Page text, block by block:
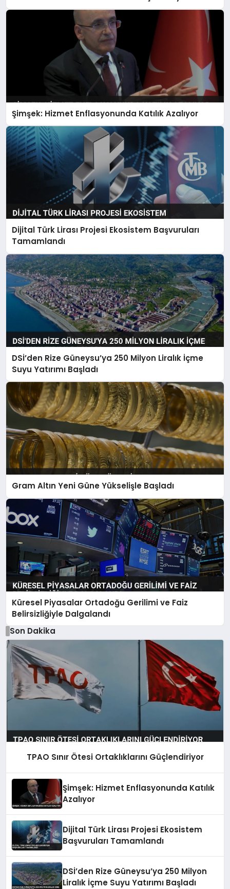
Şimşek: Hizmet Enflasyonunda Katılık Azalıyor
Dijital Türk Lirası Projesi Ekosistem Başvuruları
Tamamlandı
DSİ’den Rize Güneysu’ya 250 Milyon Liralık İçme
Suyu Yatırımı Başladı
Gram Altın Yeni Güne Yükselişle Başladı
Küresel Piyasalar Ortadoğu Gerilimi ve Faiz
Belirsizliğiyle Dalgalandı
Son Dakika
TPAO Sınır Ötesi Ortaklıklarını Güçlendiriyor
Şimşek: Hizmet Enflasyonunda Katılık
Azalıyor
Dijital Türk Lirası Projesi Ekosistem
Başvuruları Tamamlandı
DSİ’den Rize Güneysu’ya 250 Milyon
Liralık İçme Suyu Yatırımı Başladı